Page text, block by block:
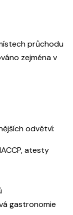
průchodu
zejména v
odvětví:
atesty
gastronomie